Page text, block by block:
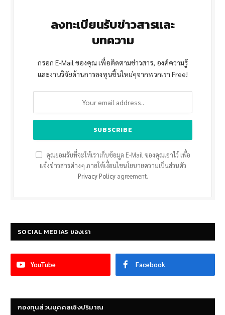
ลงทะเบียนรับข่าวสารและ
บทความ
กรอก E-Mail ของคุณ เพื่อติดตามข่าวสาร, องค์ความรู้
และงานวิจัยด้านการลงทุนชิ้นใหม่ๆจากพวกเรา Free!
คุณยอมรับที่จะให้เราเก็บข้อมูล E-Mail ของคุณเอาไว้ เพื่อ
แจ้งข่าวสารต่างๆ ภายใต้เงื่อนไขนโยบายความเป็นส่วนตัว
Privacy Policyagreement.
SOCIAL MEDIAS ของเรา
YouTube Facebook
กองทุนส่วนบุคคลเชิงปริมาณ